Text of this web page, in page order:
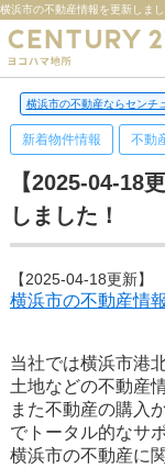
横浜市の不動産ならセンチ
新着物件情報 不動
【2025-04-18
しました！
【2025-04-18更新】
横浜市の不動産情
当社では横浜市港
土地などの不動産
また不動産の購入
でトータル的なサ
横浜市の不動産に